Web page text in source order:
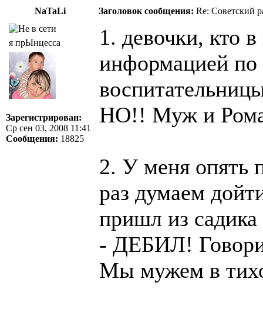
NaTaLi
Заголовок сообщения: Re: Советский
я прЫнцесса
Зарегистрирован:
Ср сен 03, 2008 11:41
Сообщения: 18825
1. девочки, кто
информацией по
НО!! Муж и Рома
2. У меня опять
раз думаем
пришл из садика
- ДЕБИЛ!
Мы мужем в